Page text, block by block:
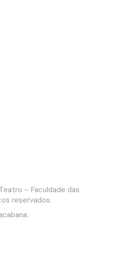
– Faculdade das
reservados.
.